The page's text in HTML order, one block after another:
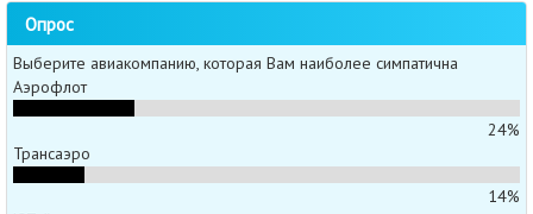
Опрос
Выберите авиакомпанию, которая Вам наиболее симпатична
Аэрофлот
24%
Трансаэро
14%